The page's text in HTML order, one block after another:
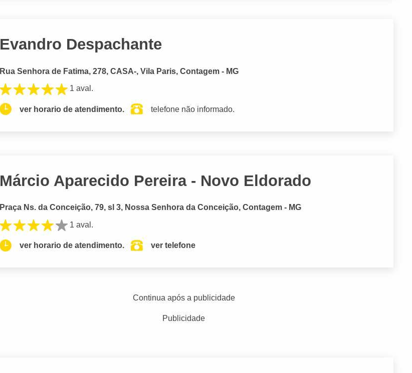
Evandro Despachante
Rua Senhora de Fatima, 278, CASA-, Vila Paris, Contagem - MG
1 aval.
ver horario de atendimento. telefone não informado.
Márcio Aparecido Pereira - Novo Eldorado
Praça Ns. da Conceição, 79, sl 3, Nossa Senhora da Conceição, Contagem - MG
1 aval.
ver horario de atendimento. ver telefone
Continua após a publicidade
Publicidade